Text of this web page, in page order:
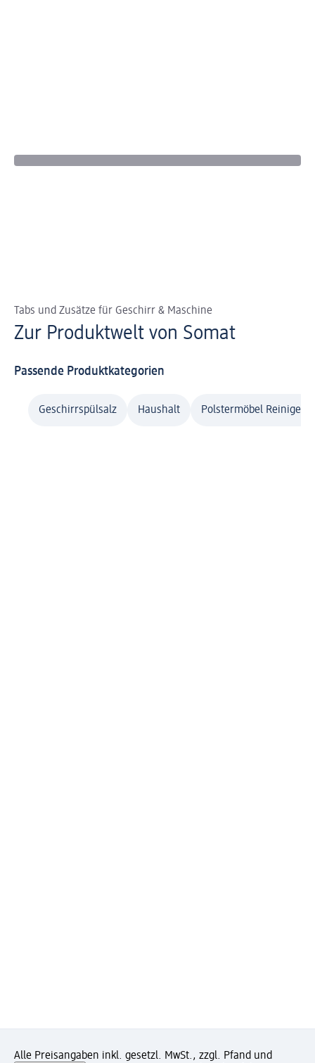
Tabs und Zusätze für Geschirr & Maschine
Zur Produktwelt von Somat
Passende Produktkategorien
Geschirrspülsalz Haushalt Polstermöbel Reiniger
Alle Preisangaben inkl. gesetzl. MwSt., zzgl. Pfand und